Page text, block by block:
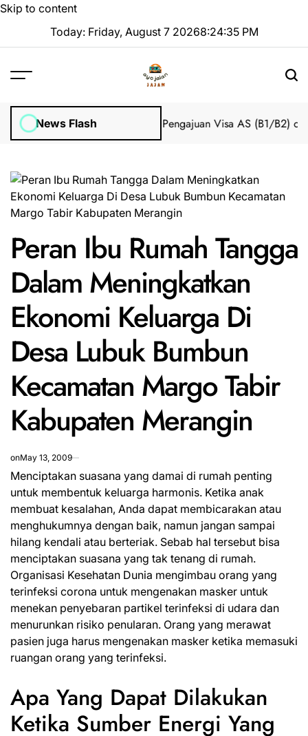
Skip to content
Today: Friday, August 7 20268:24:35 PM
News Flash
2025 Tanpa Stres Bantuan Pengajuan Visa AS (B1/B2) dari
Peran Ibu Rumah Tangga
Dalam Meningkatkan
Ekonomi Keluarga Di
Desa Lubuk Bumbun
Kecamatan Margo Tabir
Kabupaten Merangin
onMay 13, 2009
Menciptakan suasana yang damai di rumah penting
untuk membentuk keluarga harmonis. Ketika anak
membuat kesalahan, Anda dapat membicarakan atau
menghukumnya dengan baik, namun jangan sampai
hilang kendali atau berteriak. Sebab hal tersebut bisa
menciptakan suasana yang tak tenang di rumah.
Organisasi Kesehatan Dunia mengimbau orang yang
terinfeksi corona untuk mengenakan masker untuk
menekan penyebaran partikel terinfeksi di udara dan
menurunkan risiko penularan. Orang yang merawat
pasien juga harus mengenakan masker ketika memasuki
ruangan orang yang terinfeksi.
Apa Yang Dapat Dilakukan
Ketika Sumber Energi Yang